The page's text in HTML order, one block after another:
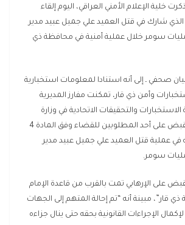
الإعلام الأمني العراقي، اليوم إلقاء
الذي شارك في قتل العميد علي جميل عبيد مدير
سومر خلال عملية أمنية في محافظة ذي
صحفي ـ إلى أنه استنادا لمعلومات استخبارية
وأمن ذي قار، تمكنت مفارز المديرية
والتحقيقات الاتحادية في وزارة
الداخلية، من إلقاء القبض على أحد المطلوبين للقضاء وفق المادة 4
في عملية قتل العميد علي جميل عبيد مدير
سومر.
على الإرهابي تمت بالقرب من قاعدة الإمام
قار”، مبينة أنه “تم إحالة المتهم إلى الجهات
الإجراءات القانونية بحقه حتى ينال جزاءه